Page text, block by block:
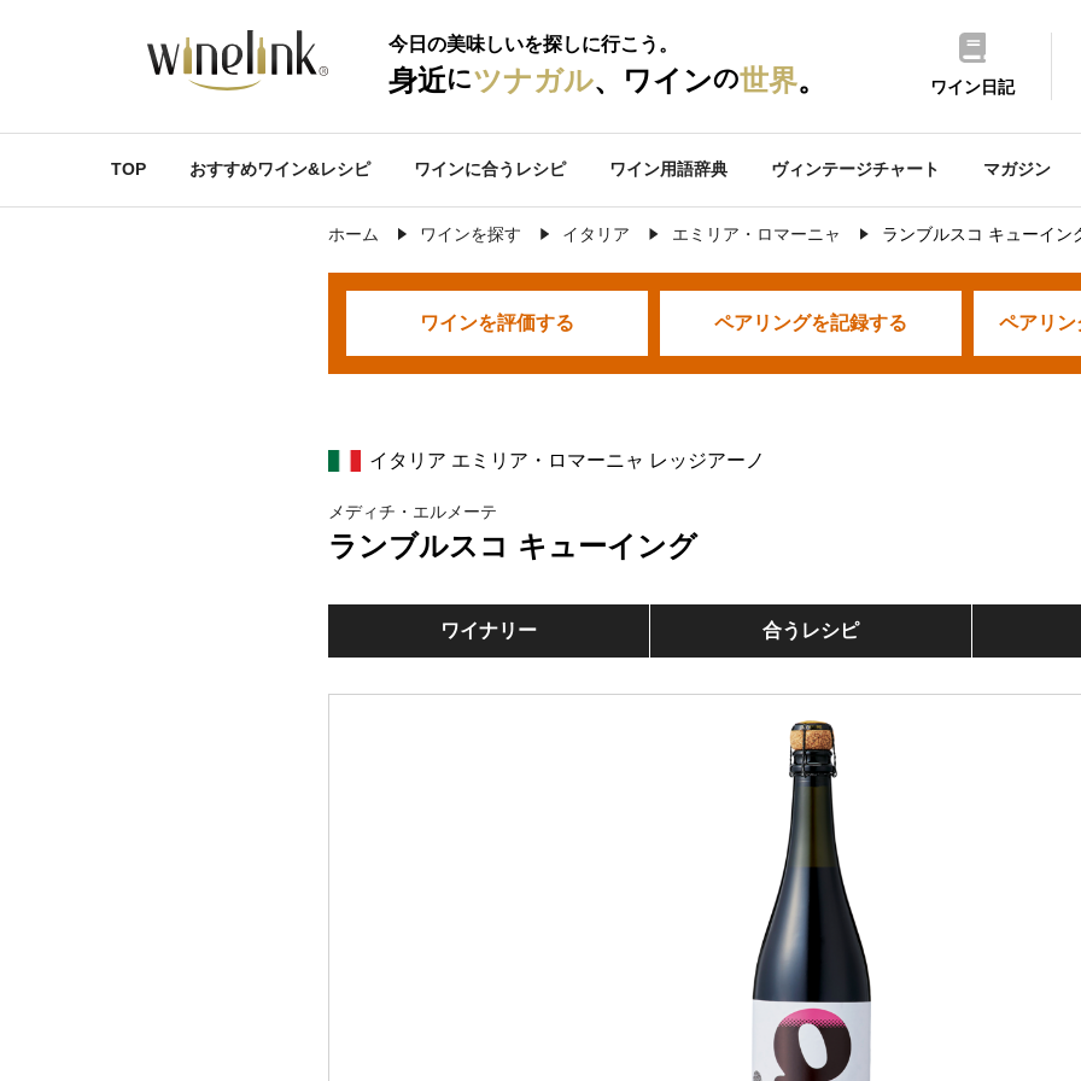
今日の美味しいを探しに行こう。
身近にツナガル、ワインの世界。 ワイン日記
TOP おすすめワイン&レシピ ワインに合うレシピ ワイン用語辞典 ヴィンテージチャート マガジン
ホーム ワインを探す イタリア エミリア・ロマーニャ ランブルスコ キューイン
ワインを評価する ペアリングを記録する ペアリン
イタリア エミリア・ロマーニャ レッジアーノ
メディチ・エルメーテ
ランブルスコ キューイング
ワイナリー 合うレシピ